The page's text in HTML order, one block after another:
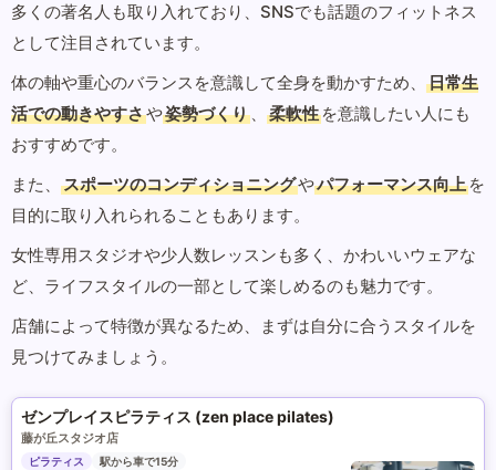
多くの著名人も取り入れており、SNSでも話題のフィットネス
として注目されています。
体の軸や重心のバランスを意識して全身を動かすため、
日常生
活での動きやすさや姿勢づくり 、 柔軟性 を意識したい人にも
おすすめです。
また、
スポーツのコンディショニングやパフォーマンス向上 を
目的に取り入れられることもあります。
女性専用スタジオや少人数レッスンも多く、かわいいウェアな
ど、ライフスタイルの一部として楽しめるのも魅力です。
店舗によって特徴が異なるため、まずは自分に合うスタイルを
見つけてみましょう。
ゼンプレイスピラティス (zen place pilates)
藤が丘スタジオ店
ピラティス
駅から車で15分